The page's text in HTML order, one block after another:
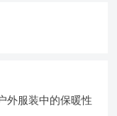
外服装中的保暖性